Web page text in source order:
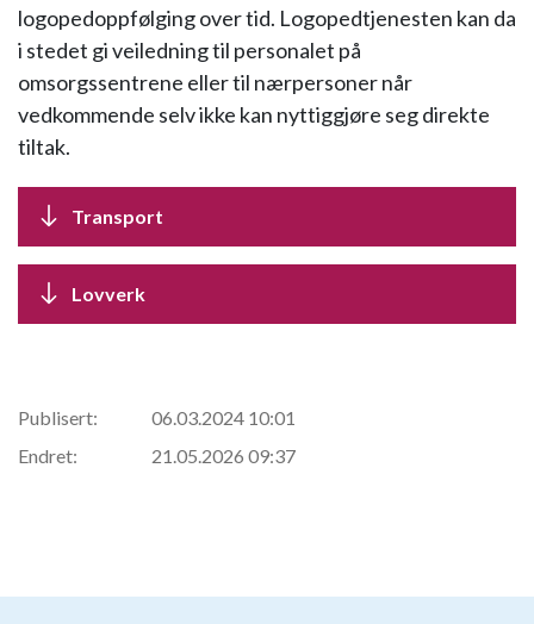
logopedoppfølging over tid. Logopedtjenesten kan da
i stedet gi veiledning til personalet på
omsorgssentrene eller til nærpersoner når
vedkommende selv ikke kan nyttiggjøre seg direkte
tiltak.
Transport
Lovverk
Publisert:
06.03.2024 10:01
Endret:
21.05.2026 09:37